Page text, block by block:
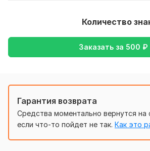
также уточнение моей работы,
русский , либо жёсткий русского на
Тематика: Авто и мото,Семья, дети,
Объем услуги в кворке:
Количество
Заказать за 500 ₽
Гарантия возврата
Средства моментально вернутся на
если что-то пойдет не так. Как это